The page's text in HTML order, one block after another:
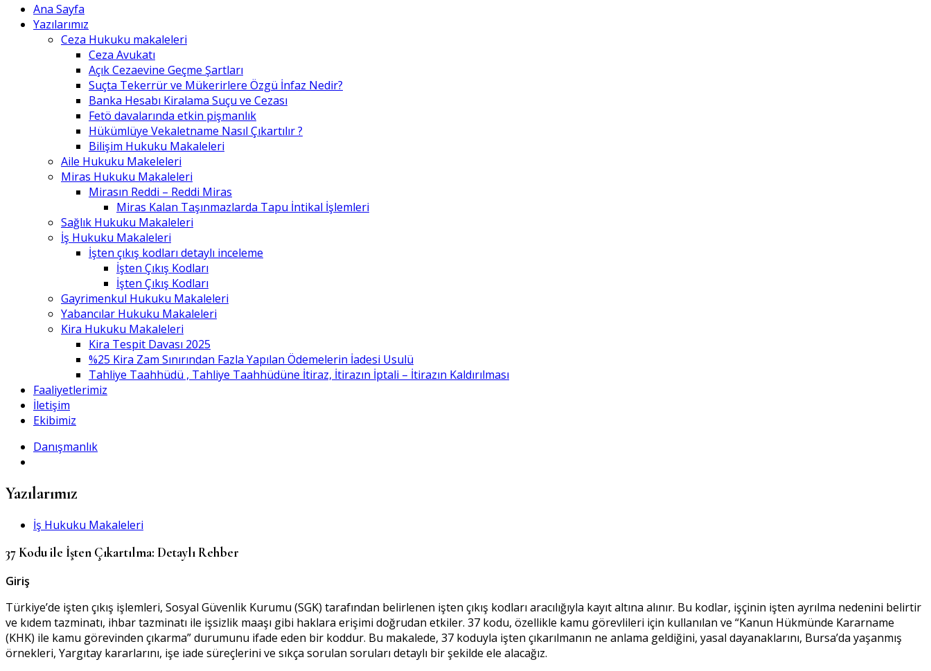
Ana Sayfa
Yazılarımız
Ceza Hukuku makaleleri
Ceza Avukatı
Açık Cezaevine Geçme Şartları
Suçta Tekerrür ve Mükerirlere Özgü İnfaz Nedir?
Banka Hesabı Kiralama Suçu ve Cezası
Fetö davalarında etkin pişmanlık
Hükümlüye Vekaletname Nasıl Çıkartılır ?
Bilişim Hukuku Makaleleri
Aile Hukuku Makeleleri
Miras Hukuku Makaleleri
Mirasın Reddi – Reddi Miras
Miras Kalan Taşınmazlarda Tapu İntikal İşlemleri
Sağlık Hukuku Makaleleri
İş Hukuku Makaleleri
İşten çıkış kodları detaylı inceleme
İşten Çıkış Kodları
İşten Çıkış Kodları
Gayrimenkul Hukuku Makaleleri
Yabancılar Hukuku Makaleleri
Kira Hukuku Makaleleri
Kira Tespit Davası 2025
%25 Kira Zam Sınırından Fazla Yapılan Ödemelerin İadesi Usulü
Tahliye Taahhüdü , Tahliye Taahhüdüne İtiraz, İtirazın İptali – İtirazın Kaldırılması
Faaliyetlerimiz
İletişim
Ekibimiz
Danışmanlık
Yazılarımız
İş Hukuku Makaleleri
37 Kodu ile İşten Çıkartılma: Detaylı Rehber
Giriş
Türkiye’de işten çıkış işlemleri, Sosyal Güvenlik Kurumu (SGK) tarafından belirlenen işten çıkış kodları aracılığıyla kayıt altına alınır. Bu kodlar, işçinin işten ayrılma nedenini belirtir
ve kıdem tazminatı, ihbar tazminatı ile işsizlik maaşı gibi haklara erişimi doğrudan etkiler. 37 kodu, özellikle kamu görevlileri için kullanılan ve “Kanun Hükmünde Kararname
(KHK) ile kamu görevinden çıkarma” durumunu ifade eden bir koddur. Bu makalede, 37 koduyla işten çıkarılmanın ne anlama geldiğini, yasal dayanaklarını, Bursa’da yaşanmış
örnekleri, Yargıtay kararlarını, işe iade süreçlerini ve sıkça sorulan soruları detaylı bir şekilde ele alacağız.